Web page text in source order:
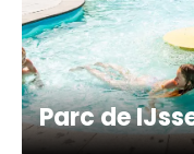
Parc de